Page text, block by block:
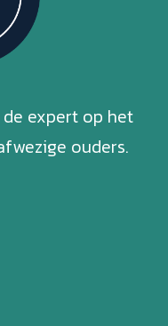
expert op het
ouders.